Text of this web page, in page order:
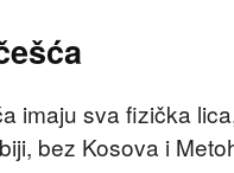
imaju sva fizička
bez Kosova i